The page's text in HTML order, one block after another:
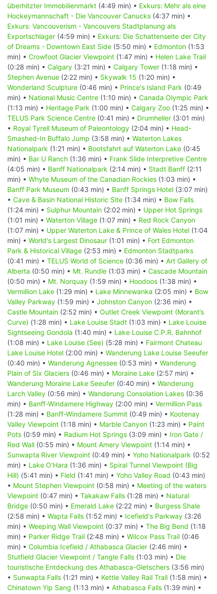
überhitzter Immobilienmarkt (4:49 min) • Exkurs: Mehr als eine
Hockeymannschaft - Die Vancouver Canucks (4:37 min) •
Exkurs: Vancouverism - Vancouvers Stadtplanung als
Exportschlager (4:59 min) • Exkurs: Die Schattenseite der City
of Dreams - Downtown East Side (5:50 min) • Edmonton (1:53
min) • Crowfoot Glacier Viewpoint (1:47 min) • Helen Lake Trail
(0:28 min) • Calgary (3:21 min) • Calgary Tower (1:18 min) •
Stephen Avenue (2:22 min) • Skywalk 15 (1:20 min) •
Wonderland Sculpture (0:46 min) • Prince's Island Park (0:49
min) • National Music Centre (1:10 min) • Canada Olympic Park
(1:13 min) • Heritage Park (1:00 min) • Calgary Zoo (1:25 min) •
TELUS Park Science Centre (0:41 min) • Drumheller (3:01 min)
• Royal Tyrell Museum of Paleontology (2:04 min) • Head-
Smashed-In Buffalo Jump (3:58 min) • Waterton Lakes
Nationalpark (1:21 min) • Bootsfahrt auf Waterton Lake (0:45
min) • Bar U Ranch (1:36 min) • Frank Slide Interpretive Centre
(4:05 min) • Banff Nationalpark (2:14 min) • Stadt Banff (2:11
min) • Whyte Museum of the Canadian Rockies (1:03 min) •
Banff Park Museum (0:43 min) • Banff Springs Hotel (3:07 min)
• Cave & Basin National Historic Site (1:34 min) • Bow Falls
(1:24 min) • Sulphur Mountain (2:02 min) • Upper Hot Springs
(1:01 min) • Waterton Village (1:07 min) • Red Rock Canyon
(1:07 min) • Upper Waterton Lake & Prince of Wales Hotel (1:04
min) • World's Largest Dinosaur (1:01 min) • Fort Edmonton
Park & Historical Village (2:53 min) • Edmonton Stadtparks
(0:41 min) • TELUS World of Science (0:36 min) • Art Gallery of
Alberta (0:50 min) • Mt. Rundle (1:03 min) • Cascade Mountain
(0:50 min) • Mt. Norquay (1:59 min) • Hoodoos (1:38 min) •
Vermillion Lake (1:29 min) • Lake Minnewanka (2:05 min) • Bow
Valley Parkway (1:59 min) • Johnston Canyon (2:36 min) •
Castle Mountain (2:52 min) • Outlet Creek Viewpoint (Morant’s
Curve) (1:28 min) • Lake Louise Stadt (1:03 min) • Lake Louise
Sightseeing Gondola (1:40 min) • Lake Louise C.P.R. Bahnhof
(1:08 min) • Lake Louise (See) (5:28 min) • Fairmont Chateau
Lake Louise Hotel (2:00 min) • Wanderung Lake Louise Seeufer
(0:40 min) • Wanderung Agnessee (0:53 min) • Wanderung
Plain of Six Glaciers (0:46 min) • Moraine Lake (2:57 min) •
Wanderung Moraine Lake Seeufer (0:40 min) • Wanderung
Larch Valley (0:56 min) • Wanderung Consolation Lakes (0:36
min) • Banff-Windamere Highway (2:00 min) • Vermillion Pass
(1:28 min) • Banff-Windamere Summit (0:49 min) • Kootenay
Valley Viewpoint (1:18 min) • Marble Canyon (1:23 min) • Paint
Pots (0:59 min) • Radium Hot Springs (3:09 min) • Iron Gate /
Red Wall (0:55 min) • Mount Amery Viewpoint (1:14 min) •
Sunwapta River Viewpoint (0:49 min) • Yoho Nationalpark (0:52
min) • Lake O'Hara (1:36 min) • Spiral Tunnel Viewpoint (Big
Hill) (5:41 min) • Field (1:41 min) • Yoho Valley Road (0:43 min)
• Mount Stephen Viewpoint (0:58 min) • Meeting of the waters
Viewpoint (0:47 min) • Takakaw Falls (1:28 min) • Natural
Bridge (0:50 min) • Emerald Lake (2:22 min) • Burgess Shale
(2:58 min) • Wapta Falls (1:52 min) • Icefield's Parkway (3:26
min) • Weeping Wall Viewpoint (0:37 min) • The Big Bend (1:18
min) • Parker Ridge Trail (2:48 min) • Wilcox Pass Trail (0:46
min) • Columbia Icefield / Athabasca Glacier (2:46 min) •
Stutfield Glacier Viewpoint / Tangle Falls (1:03 min) • Die
touristische Entdeckung des Athabasca-Gletschers (3:56 min)
• Sunwapta Falls (1:21 min) • Kettle Valley Rail Trail (1:58 min) •
Chinatown Yip Sang (1:13 min) • Athabasca Falls (1:39 min) •